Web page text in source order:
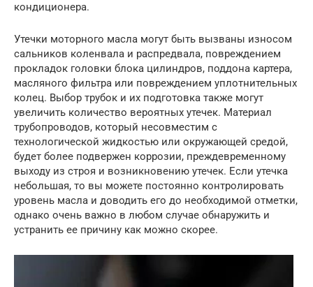
кондиционера.
Утечки моторного масла могут быть вызваны износом
сальников коленвала и распредвала, повреждением
прокладок головки блока цилиндров, поддона картера,
масляного фильтра или повреждением уплотнительных
колец. Выбор трубок и их подготовка также могут
увеличить количество вероятных утечек. Материал
трубопроводов, который несовместим с
технологической жидкостью или окружающей средой,
будет более подвержен коррозии, преждевременному
выходу из строя и возникновению утечек. Если утечка
небольшая, то вы можете постоянно контролировать
уровень масла и доводить его до необходимой отметки,
однако очень важно в любом случае обнаружить и
устранить ее причину как можно скорее.